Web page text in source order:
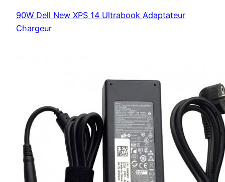
90W Dell New XPS 14 Ultrabook Adaptateur
Chargeur